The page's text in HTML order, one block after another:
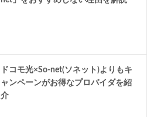
ドコモ光×So-net(ソネット)よりもキ
ャンペーンがお得なプロバイダを紹
介